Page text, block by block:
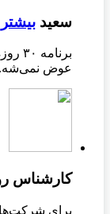
سعید بیشتر
عوض نمی‌شه.
کارشناس
برای